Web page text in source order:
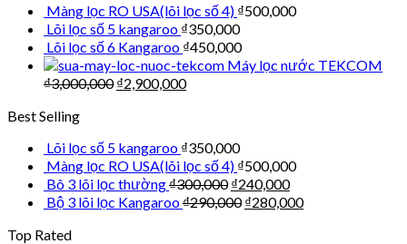
Màng lọc RO USA(lõi lọc số 4) ₫500,000
Lõi lọc số 5 kangaroo ₫350,000
Lõi lọc số 6 Kangaroo ₫450,000
Máy lọc nước TEKCOM
₫3,000,000 ₫2,900,000
Best Selling
Lõi lọc số 5 kangaroo ₫350,000
Màng lọc RO USA(lõi lọc số 4) ₫500,000
Bô 3 lõi lọc thường₫300,000 ₫240,000
Bộ 3 lõi lọc Kangaroo₫290,000 ₫280,000
Top Rated